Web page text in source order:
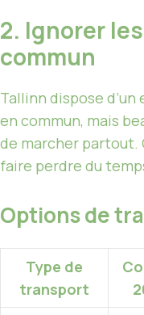
2. Ignorer
commun
Tallinn dispose
en commun, mais
de marcher partout.
faire perdre du
Options de
Type de
transport